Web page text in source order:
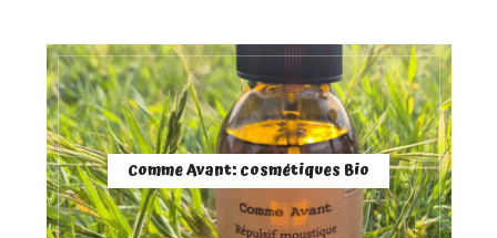
Comme Avant: cosmétiques Bio